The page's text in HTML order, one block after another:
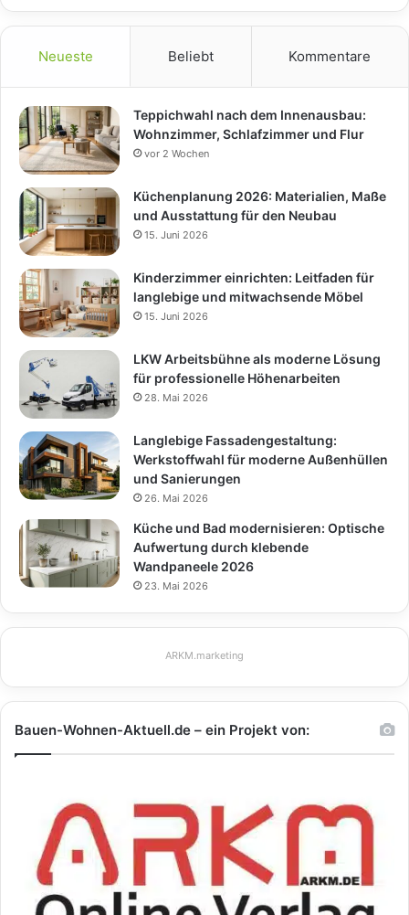
Neueste Beliebt Kommentare
Teppichwahl nach dem Innenausbau:
Wohnzimmer, Schlafzimmer und Flur
vor 2 Wochen
Küchenplanung 2026: Materialien, Maße
und Ausstattung für den Neubau
15. Juni 2026
Kinderzimmer einrichten: Leitfaden für
langlebige und mitwachsende Möbel
15. Juni 2026
LKW Arbeitsbühne als moderne Lösung
für professionelle Höhenarbeiten
28. Mai 2026
Langlebige Fassadengestaltung:
Werkstoffwahl für moderne Außenhüllen
und Sanierungen
26. Mai 2026
Küche und Bad modernisieren: Optische
Aufwertung durch klebende
Wandpaneele 2026
23. Mai 2026
ARKM.marketing
Bauen-Wohnen-Aktuell.de – ein Projekt von: